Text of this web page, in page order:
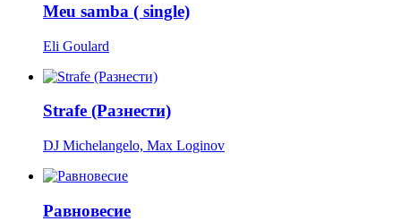
Meu samba ( single)
Eli Goulard
Strafe (Разнести)
DJ Michelangelo, Max Loginov
Равновесие